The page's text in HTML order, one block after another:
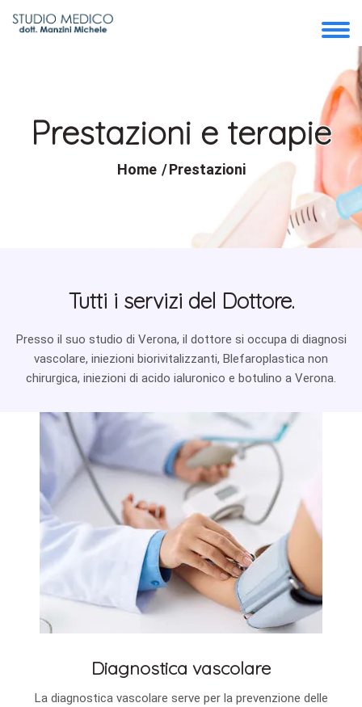
Prestazioni e terapie
Home Prestazioni
Tutti i servizi del Dottore.
Presso il suo studio di Verona, il dottore si occupa di diagnosi
vascolare, iniezioni biorivitalizzanti, Blefaroplastica non
chirurgica, iniezioni di acido ialuronico e botulino a Verona.
Diagnostica vascolare
La diagnostica vascolare serve per la prevenzione delle